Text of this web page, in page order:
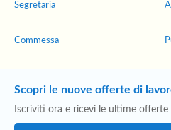
Segretaria
Commessa
Scopri le nuove offerte di
Iscriviti ora e ricevi le ultime offerte